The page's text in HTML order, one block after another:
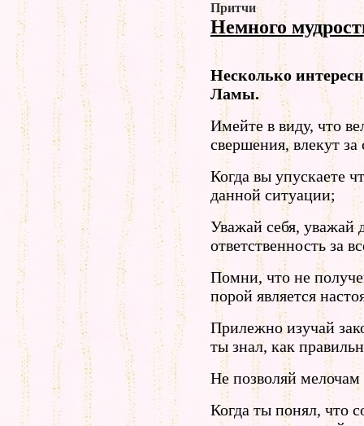
Притчи
Немного
Несколько
Ламы.
Имейте в виду, что
свершения, влекут
Когда вы упускаете
данной ситуации;
Уважай себя, уважай
ответственность за
Помни, что не
порой является
Прилежно изучай
ты знал, как
Не позволяй
Когда ты понял, что